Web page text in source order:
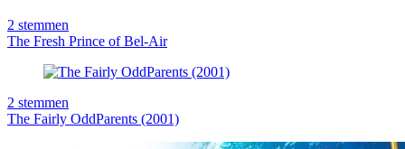
2 stemmen
The Fresh Prince of Bel-Air
2 stemmen
The Fairly OddParents (2001)